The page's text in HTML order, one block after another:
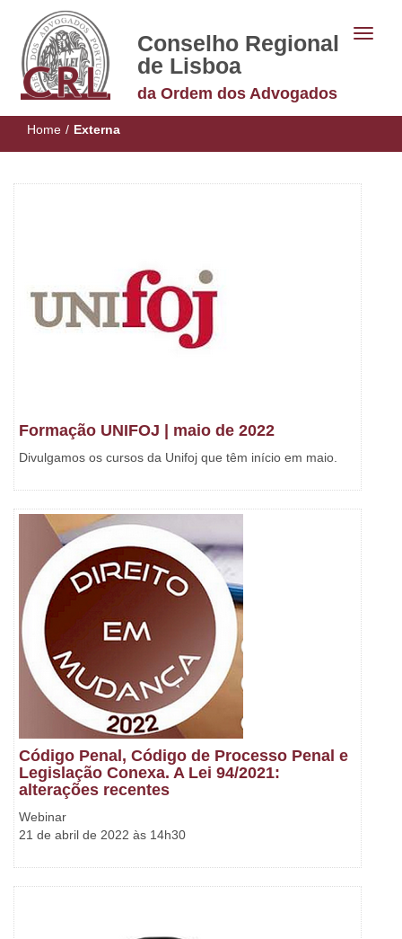
Conselho Regional
de Lisboa
da Ordem dos Advogados
Home / Externa
Formação UNIFOJ | maio de 2022
Divulgamos os cursos da Unifoj que têm início em maio.
Código Penal, Código de Processo Penal e
Legislação Conexa. A Lei 94/2021:
alterações recentes
Webinar
21 de abril de 2022 às 14h30